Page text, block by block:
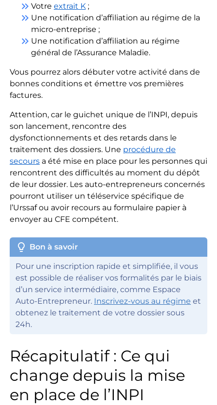
keyboard_double_arrow_right Votre extrait K ;
keyboard_double_arrow_right Une notification d’affiliation au régime de la
micro-entreprise ;
keyboard_double_arrow_right Une notification d’affiliation au régime
général de l’Assurance Maladie.
Vous pourrez alors débuter votre activité dans de
bonnes conditions et émettre vos premières
factures.
Attention, car le guichet unique de l’INPI, depuis
son lancement, rencontre des
dysfonctionnements et des retards dans le
traitement des dossiers. Une procédure de
secours a été mise en place pour les personnes qui
rencontrent des difficultés au moment du dépôt
de leur dossier. Les auto-entrepreneurs concernés
pourront utiliser un téléservice spécifique de
l’Urssaf ou avoir recours au formulaire papier à
envoyer au CFE compétent.
lightbulb Bon à savoir
Pour une inscription rapide et simplifiée, il vous
est possible de réaliser vos formalités par le biais
d’un service intermédiaire, comme Espace
Auto-Entrepreneur. Inscrivez-vous au régime et
obtenez le traitement de votre dossier sous
24h.
Récapitulatif : Ce qui
change depuis la mise
en place de l’INPI